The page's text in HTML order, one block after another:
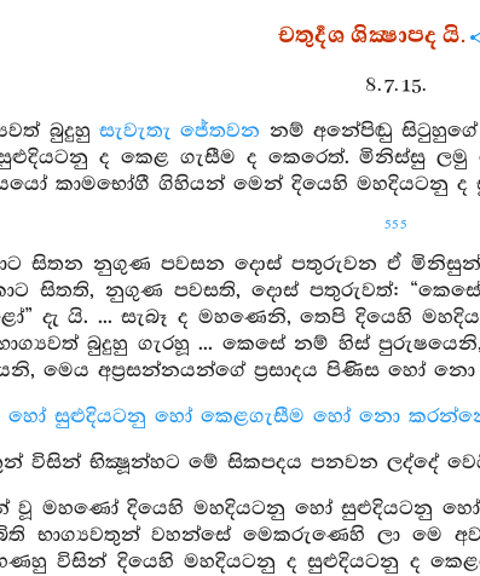
චතුර්‍දශ ශික්‍ෂාපද යි.
8. 7. 15.
බුදුහු සැවැතැ ජේතවන නම් අනේපිඬු සිටුහුගේ
ද කෙළ ගැසීම ද කෙරෙත්. මිනිස්සු
කාමභෝගී ගිහියන් මෙන් දියෙහි මහදියටනු ද
555
සිතන නුගුණ පවසන දොස් පතුරුවන ඒ
සිතති, නුගුණ පවසති, දොස් පතුරුවත්:
දැ යි. ... සැබෑ ද මහණෙනි, තෙපි දියෙහි
බුදුහු ගැරහූ ... කෙසේ නම් හිස්
මෙය අප්‍රසන්නයන්ගේ ප්‍රසාදය පිණිස හෝ
හෝ සුළුදියටනු හෝ කෙළගැසීම හෝ නො
විසින් භික්‍ෂූන්හට මේ සිකපදය පනවන ලද්දේ
වූ මහණෝ දියෙහි මහදියටනු හෝ සුළුදියටනු
භාග්‍යවතුන් වහන්සේ මෙකරුණෙහි ලා මෙ
විසින් දියෙහි මහදියටනු ද සුළුදියටනු ද